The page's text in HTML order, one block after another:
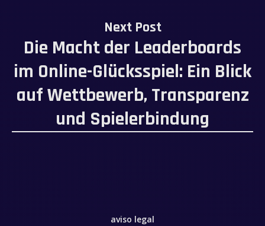
Next Post
Die Macht der Leaderboards
im Online-Glücksspiel: Ein Blick
auf Wettbewerb, Transparenz
und Spielerbindung
aviso legal